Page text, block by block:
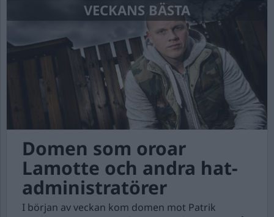
VECKANS BÄSTA
Domen som oroar
Lamotte och andra hat-
administratörer
I början av veckan kom domen mot Patrik